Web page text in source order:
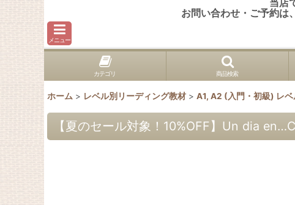
当店
お問い合わせ・ご予約は、
メニュー
カテゴリ 商品検索
ホーム > レベル別リーディング教材 > A1, A2 (入門・初級) レ
【夏のセール対象！10%OFF】Un dia